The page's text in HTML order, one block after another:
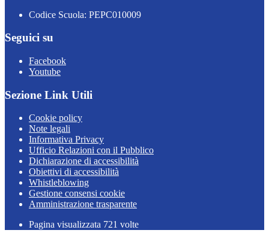
Codice Scuola: PEPC010009
Seguici su
Facebook
Youtube
Sezione Link Utili
Cookie policy
Note legali
Informativa Privacy
Ufficio Relazioni con il Pubblico
Dichiarazione di accessibilità
Obiettivi di accessibilità
Whistleblowing
Gestione consensi cookie
Amministrazione trasparente
Pagina visualizzata 721 volte